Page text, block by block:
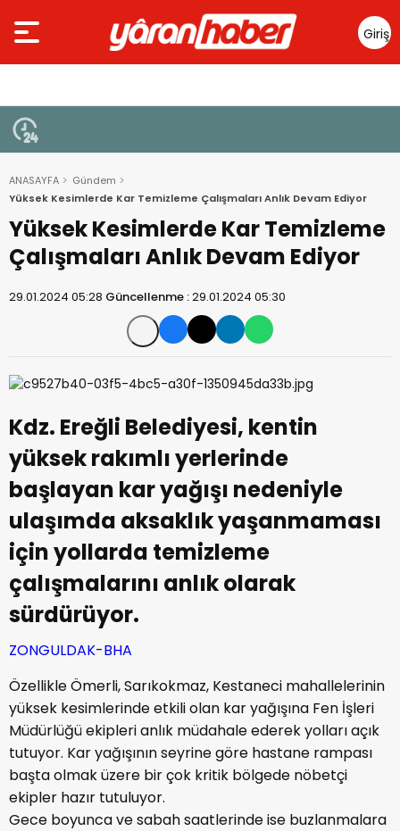
Giriş
Yap
ANASAYFA
Gündem
Yüksek Kesimlerde Kar Temizleme Çalışmaları Anlık Devam Ediyor
Yüksek Kesimlerde Kar Temizleme
Çalışmaları Anlık Devam Ediyor
29.01.2024 05:28 Güncellenme :29.01.2024 05:30
Kdz. Ereğli Belediyesi, kentin
yüksek rakımlı yerlerinde
başlayan kar yağışı nedeniyle
ulaşımda aksaklık yaşanmaması
için yollarda temizleme
çalışmalarını anlık olarak
sürdürüyor.
ZONGULDAK-BHA
Özellikle Ömerli, Sarıkokmaz, Kestaneci mahallelerinin
yüksek kesimlerinde etkili olan kar yağışına Fen İşleri
Müdürlüğü ekipleri anlık müdahale ederek yolları açık
tutuyor. Kar yağışının seyrine göre hastane rampası
başta olmak üzere bir çok kritik bölgede nöbetçi
ekipler hazır tutuluyor.
Gece boyunca ve sabah saatlerinde ise buzlanmalara